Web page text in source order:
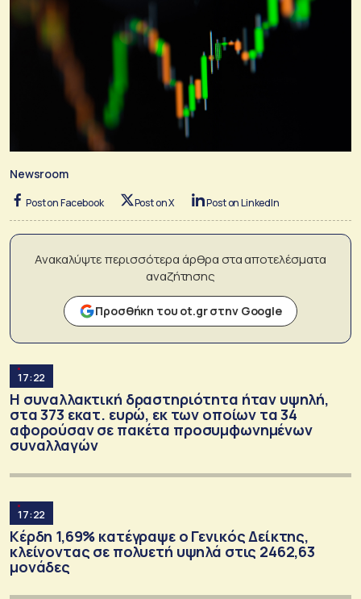
Newsroom
Post on Facebook Post on X Post on LinkedIn
Ανακαλύψτε περισσότερα άρθρα στα αποτελέσματα
αναζήτησης
Προσθήκη του ot.gr στην Google
17:22
Η συναλλακτική δραστηριότητα ήταν υψηλή,
στα 373 εκατ. ευρώ, εκ των οποίων τα 34
αφορούσαν σε πακέτα προσυμφωνημένων
συναλλαγών
17:22
Κέρδη 1,69% κατέγραψε ο Γενικός Δείκτης,
κλείνοντας σε πολυετή υψηλά στις 2462,63
μονάδες